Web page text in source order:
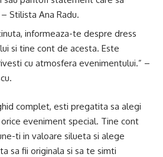
Stilista Ana Radu.
informeaza-te despre dress
si tine cont de acesta. Este
cu atmosfera evenimentului.” –
complet, esti pregatita sa alegi
eveniment special. Tine cont
ti in valoare silueta si alege
sa fii originala si sa te simti